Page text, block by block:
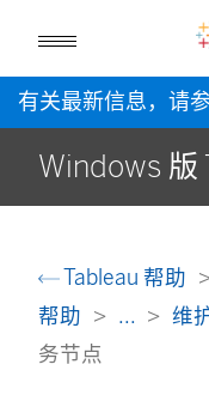
有关最新信息，请
Windows 版
Tableau 帮助
帮助
... 维
务节点